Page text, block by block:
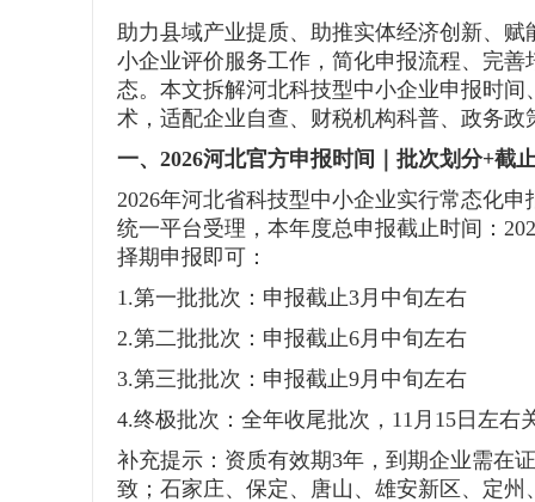
助力县域产业提质、助推实体经济创新、
小企业评价服务工作，简化申报流程、完
态。本文拆解河北科技型中小企业申报时
术，适配企业自查、财税机构科普、政务政
一、2026河北官方申报时间｜批次划分+截
2026年河北省科技型中小企业实行常态化申
统一平台受理，本年度总申报截止时间：
择期申报即可：
1.第一批批次：申报截止3月中旬左右
2.第二批批次：申报截止6月中旬左右
3.第三批批次：申报截止9月中旬左右
4.终极批次：全年收尾批次，11月15日左
补充提示：资质有效期3年，到期企业需在
致；石家庄、保定、唐山、雄安新区、定